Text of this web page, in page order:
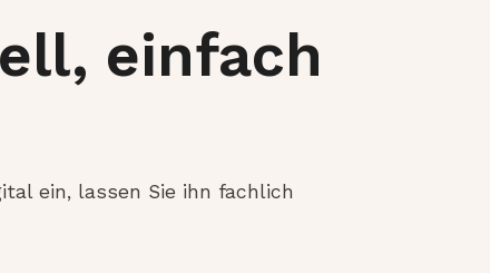
einfach
ein, lassen Sie ihn fachlich